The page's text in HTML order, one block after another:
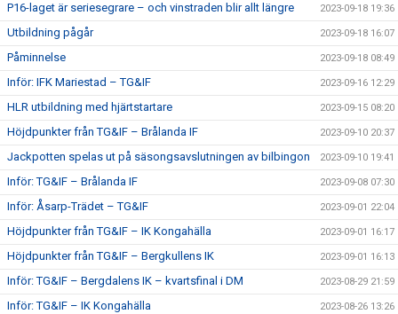
P16-laget är seriesegrare – och vinstraden blir allt längre 2023-09-18 19:36
Utbildning pågår 2023-09-18 16:07
Påminnelse 2023-09-18 08:49
Inför: IFK Mariestad – TG&IF 2023-09-16 12:29
HLR utbildning med hjärtstartare 2023-09-15 08:20
Höjdpunkter från TG&IF – Brålanda IF 2023-09-10 20:37
Jackpotten spelas ut på säsongsavslutningen av bilbingon 2023-09-10 19:41
Inför: TG&IF – Brålanda IF 2023-09-08 07:30
Inför: Åsarp-Trädet – TG&IF 2023-09-01 22:04
Höjdpunkter från TG&IF – IK Kongahälla 2023-09-01 16:17
Höjdpunkter från TG&IF – Bergkullens IK 2023-09-01 16:13
Inför: TG&IF – Bergdalens IK – kvartsfinal i DM 2023-08-29 21:59
Inför: TG&IF – IK Kongahälla 2023-08-26 13:26